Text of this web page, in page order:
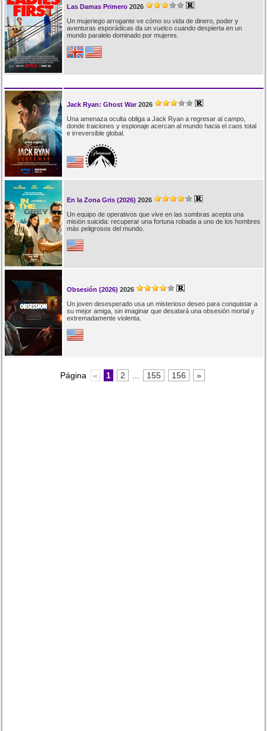
Las Damas Primero 2026
Un mujeriego arrogante ve cómo su vida de dinero, poder y
aventuras esporádicas da un vuelco cuando despierta en un
mundo paralelo dominado por mujeres.
Jack Ryan: Ghost War 2026
Una amenaza oculta obliga a Jack Ryan a regresar al campo,
donde traiciones y espionaje acercan al mundo hacia el caos total
e irreversible global.
En la Zona Gris (2026) 2026
Un equipo de operativos que vive en las sombras acepta una
misión suicida: recuperar una fortuna robada a uno de los hombres
más peligrosos del mundo.
Obsesión (2026) 2026
Un joven desesperado usa un misterioso deseo para conquistar a
su mejor amiga, sin imaginar que desatará una obsesión mortal y
extremadamente violenta.
Página « 1 2 155 156 »